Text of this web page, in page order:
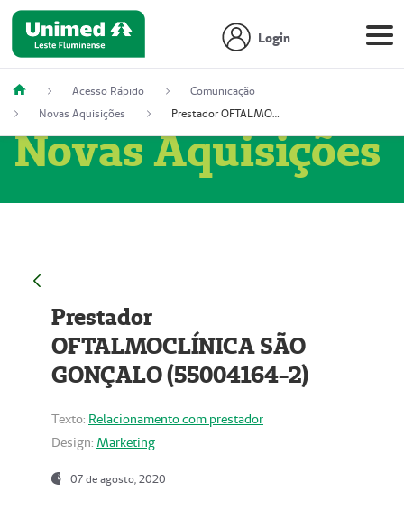
Login
Acesso Rápido
Comunicação
Novas Aquisições
Prestador OFTALMOCLÍNICA SÃO GONÇALO (55004164-2)
Novas Aquisições
Prestador
OFTALMOCLÍNICA SÃO
GONÇALO (55004164-2)
Texto: Relacionamento com prestador
Design: Marketing
07 de agosto, 2020